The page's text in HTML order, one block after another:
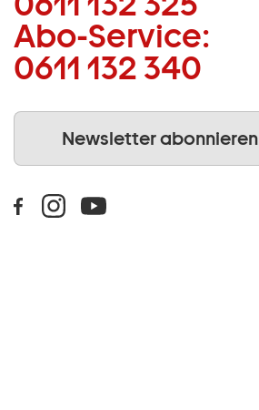
Abo-Service:
0611 132 340
Newsletter abonnieren